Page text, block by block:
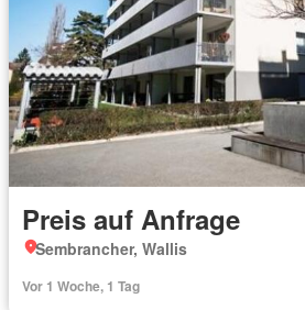
Preis auf Anfrage
Sembrancher, Wallis
Vor 1 Woche, 1 Tag